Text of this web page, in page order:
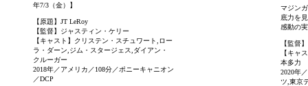
年7/3（金）】
【原題】JT LeRoy
【監督】ジャスティン・ケリー
【キャスト】クリステン・スチュワート,ロー
ラ・ダーン,ジム・スタージェス,ダイアン・
クルーガー
2018年／アメリカ／108分／ポニーキャニオン
／DCP
マジン
底力を
感動の
【監督
【キャ
本多力
2020年
ツ,東京